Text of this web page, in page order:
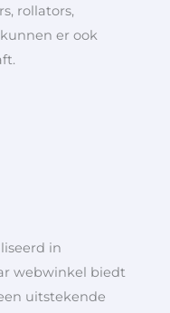
rollators,
er ook
in
webwinkel biedt
uitstekende